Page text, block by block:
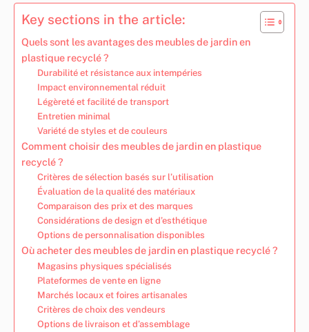
Key sections in the article:
Quels sont les avantages des meubles de jardin en
plastique recyclé ?
Durabilité et résistance aux intempéries
Impact environnemental réduit
Légèreté et facilité de transport
Entretien minimal
Variété de styles et de couleurs
Comment choisir des meubles de jardin en plastique
recyclé ?
Critères de sélection basés sur l’utilisation
Évaluation de la qualité des matériaux
Comparaison des prix et des marques
Considérations de design et d’esthétique
Options de personnalisation disponibles
Où acheter des meubles de jardin en plastique recyclé ?
Magasins physiques spécialisés
Plateformes de vente en ligne
Marchés locaux et foires artisanales
Critères de choix des vendeurs
Options de livraison et d’assemblage